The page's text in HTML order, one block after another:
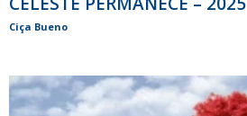
Ciça Bueno